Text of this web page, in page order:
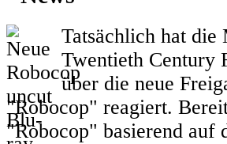
Tatsächlich hat
Twentieth Century
über die neue
"Robocop" reagiert.
"Robocop" basierend auf